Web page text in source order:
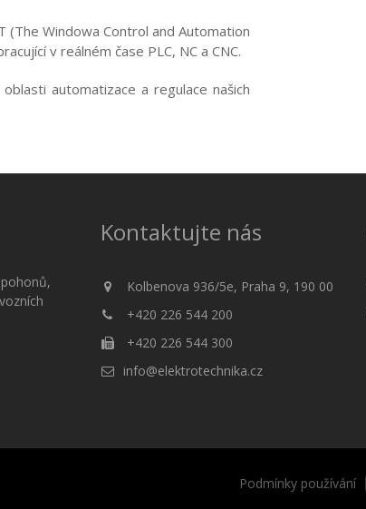
Windowa Control and Automation
v reálném čase PLC, NC a CNC.
automatizace a regulace našich
Kontaktujte nás
Kolbenova 936/5e, Praha 9, 190 00
+420 226 544 200
+420 226 544 300
info@elektrotechnika.cz
Podmínky používání